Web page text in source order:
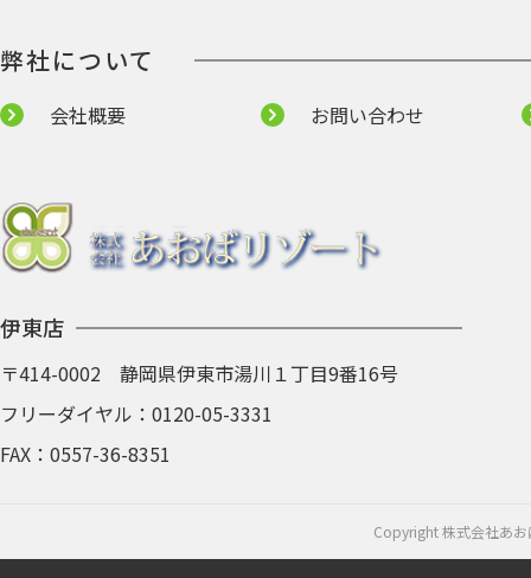
弊社について
会社概要 お問い合わせ
伊東店
〒414-0002 静岡県伊東市湯川１丁目9番16号
フリーダイヤル： 0120-05-3331
FAX：0557-36-8351
Copyright 株式会社あ